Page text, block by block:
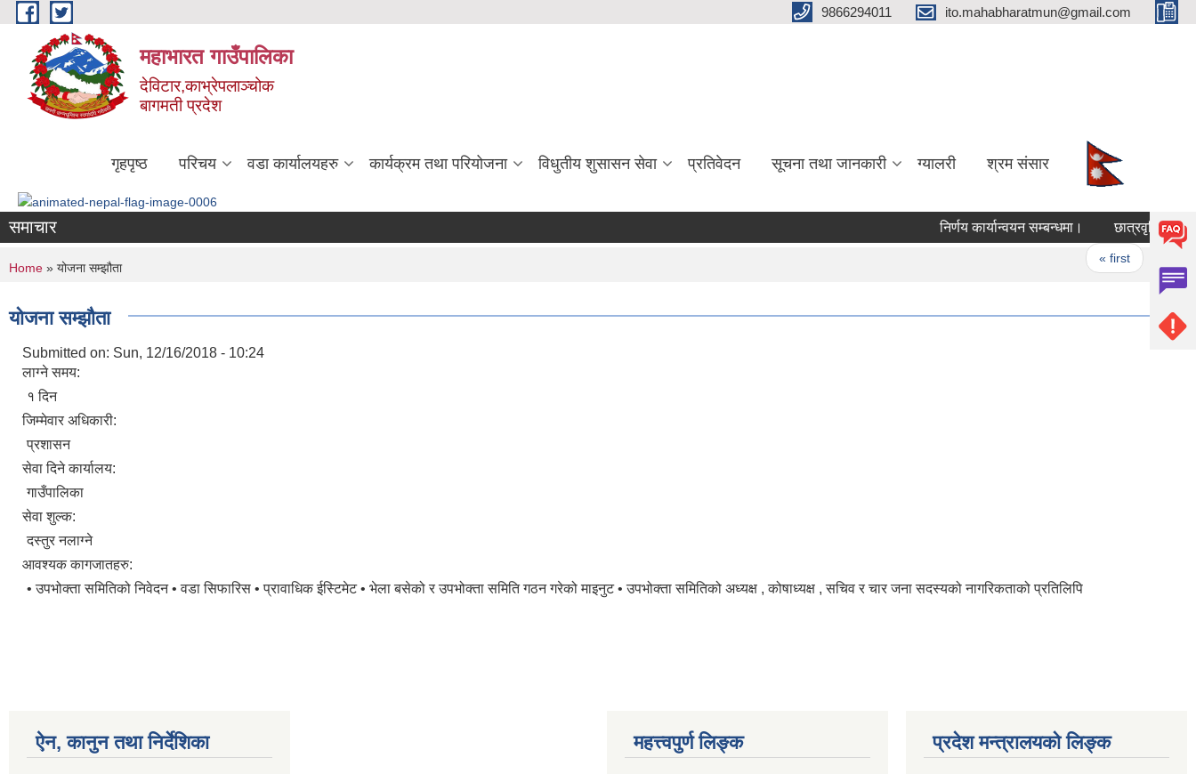
Skip to main content 9866294011 ito.mahabharatmun@gmail.com
महाभारत गाउँपालिका
देविटार,काभ्रेपलाञ्चोक
बागमती प्रदेश
गृहपृष्ठ परिचय वडा कार्यालयहरु कार्यक्रम तथा परियोजना विधुतीय शुसासन सेवा प्रतिवेदन सूचना तथा जानकारी ग्यालरी श्रम संसार
समाचार निर्णय कार्यान्वयन सम्बन्धमा। छात्रवृत्तिका
« first
You are here
Home » योजना सम्झौता
योजना सम्झौता
Submitted on: Sun, 12/16/2018 - 10:24
लाग्ने समय:
१ दिन
जिम्मेवार अधिकारी:
प्रशासन
सेवा दिने कार्यालय:
गाउँपालिका
सेवा शुल्क:
दस्तुर नलाग्ने
आवश्यक कागजातहरु:
• उपभोक्ता समितिको निवेदन • वडा सिफारिस • प्रावाधिक ईस्टिमेट • भेला बसेको र उपभोक्ता समिति गठन गरेको माइनुट • उपभोक्ता समितिको अध्यक्ष , कोषाध्यक्ष , सचिव र चार जना सदस्यको नागरिकताको प्रतिलिपि
ऐन, कानुन तथा निर्देशिका महत्त्वपुर्ण लिङ्क प्रदेश मन्त्रालयको लिङ्क